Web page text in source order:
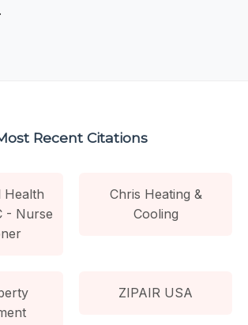
Recent Citations
Health
- Nurse
Chris Heating &
Cooling
ZIPAIR USA